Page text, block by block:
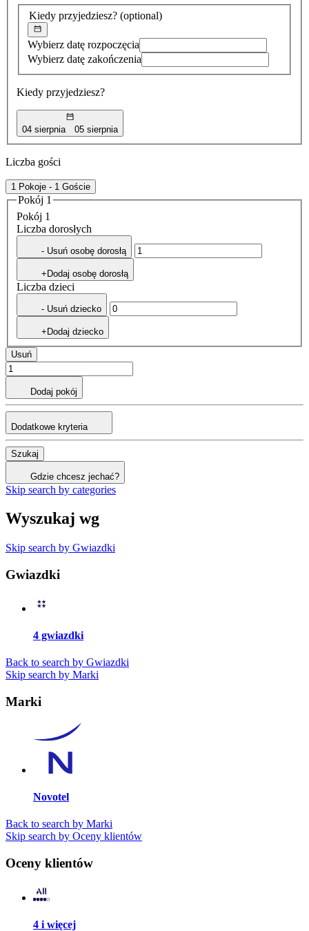
znaleziona
Kiedy przyjedziesz? (optional)
Wybierz datę rozpoczęcia
Wybierz datę zakończenia
Kiedy przyjedziesz?
04 sierpnia 05 sierpnia
Liczba gości
1 Pokoje - 1 Goście
Pokój 1
Pokój 1
Liczba dorosłych
- Usuń osobę dorosłą
+Dodaj osobę dorosłą
Liczba dzieci
- Usuń dziecko
+Dodaj dziecko
Usuń
Dodaj pokój
Dodatkowe kryteria
Szukaj
Gdzie chcesz jechać?
Skip search by categories
Wyszukaj wg
Skip search by Gwiazdki
Gwiazdki
4 gwiazdki
Back to search by Gwiazdki
Skip search by Marki
Marki
Novotel
Back to search by Marki
Skip search by Oceny klientów
Oceny klientów
4 i więcej